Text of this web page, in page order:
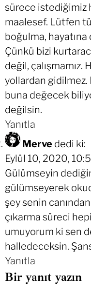
sürece istediğimiz
maalesef. Lütfen
boğulma,
Çünkü bizi
değil, çalışmamız.
yollardan gidilmez.
buna değecek
değilsin.
Yanıtla
Merve dedi ki:
Eylül 10, 2020,
Gülümseyin
gülümseyerek
şey senin
çıkarma süreci
umuyorum ki sen
halledeceksin.
Yanıtla
Bir yanıt yazın